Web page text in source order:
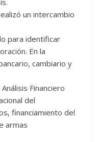
un intercambio
para identificar
En la
cambiario y
Financiero
del
financiamiento del
armas